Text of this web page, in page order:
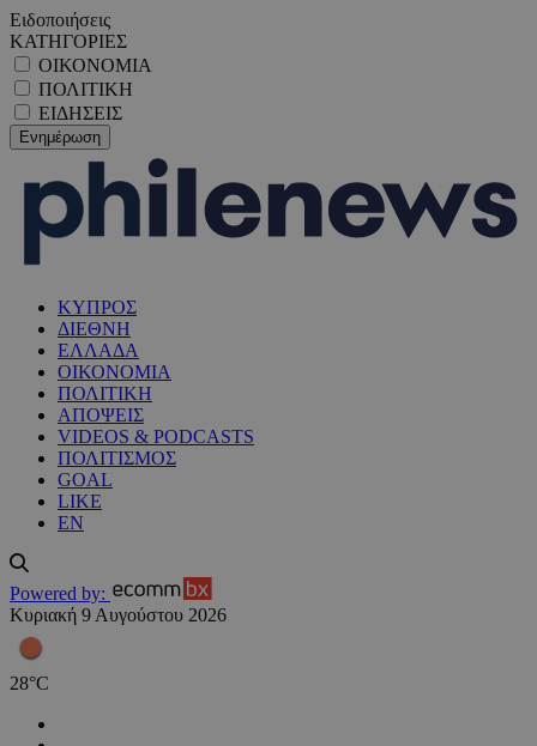
Ειδοποιήσεις
ΚΑΤΗΓΟΡΙΕΣ
ΟΙΚΟΝΟΜΙΑ
ΠΟΛΙΤΙΚΗ
ΕΙΔΗΣΕΙΣ
ΚΥΠΡΟΣ
ΔΙΕΘΝΗ
ΕΛΛΑΔΑ
ΟΙΚΟΝΟΜΙΑ
ΠΟΛΙΤΙΚΗ
ΑΠΟΨΕΙΣ
VIDEOS & PODCASTS
ΠΟΛΙΤΙΣΜΟΣ
GOAL
LIKE
EN
Powered by:
Κυριακή 9 Αυγούστου 2026
28°C